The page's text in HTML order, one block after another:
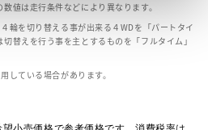
値は走行条件などにより異なります。
輪を切り替える事が出来る４WDを「パートタイ
替えを行う事を主とするものを「フルタイム」
している場合があります。